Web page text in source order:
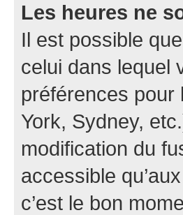
Les heures ne
Il est possible
celui dans lequel
préférences pour
York, Sydney,
modification du
accessible
c’est le bon